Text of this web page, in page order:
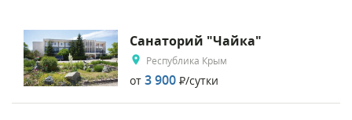
Санаторий "Чайка"
Республика Крым
от 3 900 Р/сутки